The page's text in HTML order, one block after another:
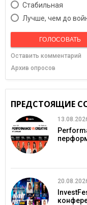
Cтабильная
Лучше, чем до
ГОЛОСОВАТЬ
Оставить комментарий
Архив опросов
ПРЕДСТОЯЩИЕ